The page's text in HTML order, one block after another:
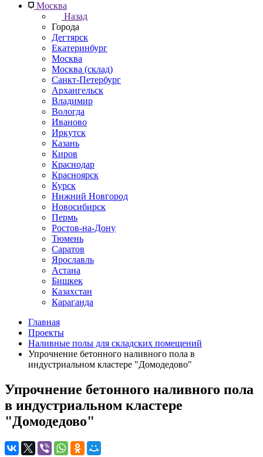
Москва
Назад
Города
Дегтярск
Екатеринбург
Москва
Москва (склад)
Санкт-Петербург
Архангельск
Владимир
Вологда
Иваново
Иркутск
Казань
Киров
Краснодар
Красноярск
Курск
Нижний Новгород
Новосибирск
Пермь
Ростов-на-Дону
Тюмень
Саратов
Ярославль
Астана
Бишкек
Казахстан
Караганда
Главная
Проекты
Наливные полы для складских помещений
Упрочнение бетонного наливного пола в
индустриальном кластере "Домодедово"
Упрочнение бетонного наливного пола
в индустриальном кластере
"Домодедово"